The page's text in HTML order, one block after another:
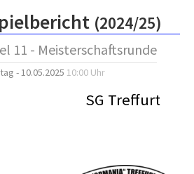
(2024/25)
11 - Meisterschaftsrunde
- 10.05.2025 10:00 Uhr
SG Treffurt